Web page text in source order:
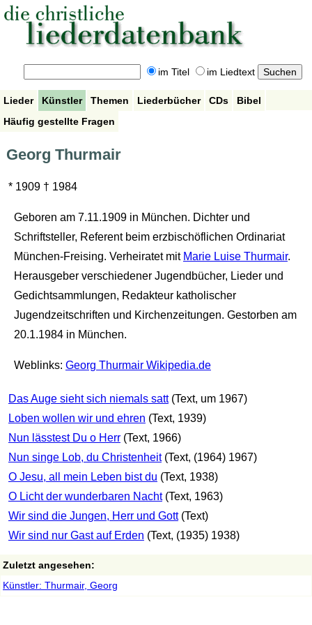
im Titel im Liedtext
Lieder Künstler Themen Liederbücher CDs
Bibel
Häufig gestellte Fragen
Georg Thurmair
* 1909 † 1984
Geboren am 7.11.1909 in München. Dichter und
Schriftsteller, Referent beim erzbischöflichen Ordinariat
München-Freising. Verheiratet mit Marie Luise Thurmair.
Herausgeber verschiedener Jugendbücher, Lieder und
Gedichtsammlungen, Redakteur katholischer
Jugendzeitschriften und Kirchenzeitungen. Gestorben am
20.1.1984 in München.
Weblinks: Georg Thurmair Wikipedia.de
Das Auge sieht sich niemals satt (Text, um 1967)
Loben wollen wir und ehren (Text, 1939)
Nun lässtest Du o Herr (Text, 1966)
Nun singe Lob, du Christenheit (Text, (1964) 1967)
O Jesu, all mein Leben bist du (Text, 1938)
O Licht der wunderbaren Nacht (Text, 1963)
Wir sind die Jungen, Herr und Gott (Text)
Wir sind nur Gast auf Erden (Text, (1935) 1938)
Zuletzt angesehen:
Künstler: Thurmair, Georg